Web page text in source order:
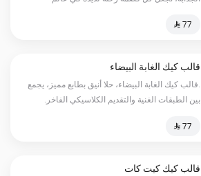
قالب كيك الغابة البيضاء
.قالب كيك الغابة البيضاء، حلا أنيق بطابع مميز، يجمع
بين الطبقات الغنية والتقديم الكلاسيكي الفاخر.
قالب كيك كيت كات